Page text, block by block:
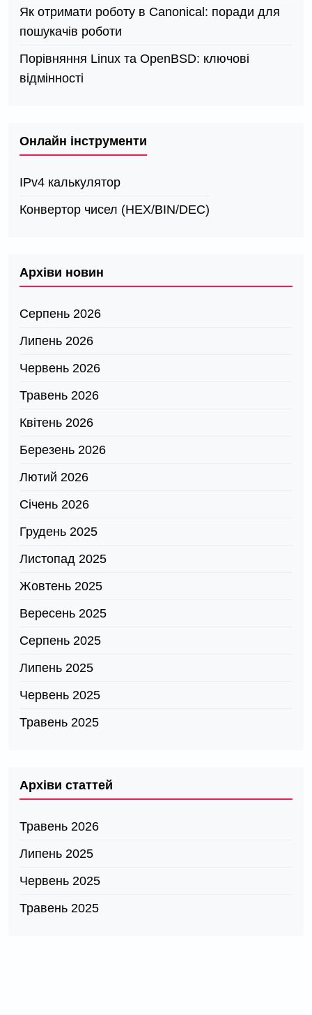
Як отримати роботу в Canonical: поради для
пошукачів роботи
Порівняння Linux та OpenBSD: ключові
відмінності
Онлайн інструменти
IPv4 калькулятор
Конвертор чисел (HEX/BIN/DEC)
Архіви новин
Серпень 2026
Липень 2026
Червень 2026
Травень 2026
Квітень 2026
Березень 2026
Лютий 2026
Січень 2026
Грудень 2025
Листопад 2025
Жовтень 2025
Вересень 2025
Серпень 2025
Липень 2025
Червень 2025
Травень 2025
Архіви статтей
Травень 2026
Липень 2025
Червень 2025
Травень 2025